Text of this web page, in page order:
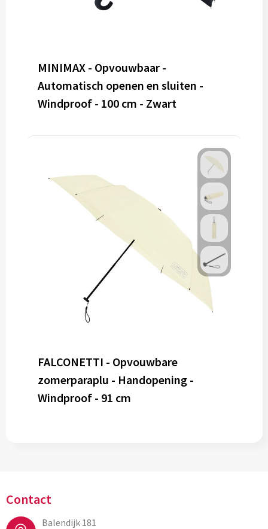
MINIMAX - Opvouwbaar -
Automatisch openen en sluiten -
Windproof - 100 cm - Zwart
FALCONETTI - Opvouwbare
zomerparaplu - Handopening -
Windproof - 91 cm
Contact
Balendijk 181